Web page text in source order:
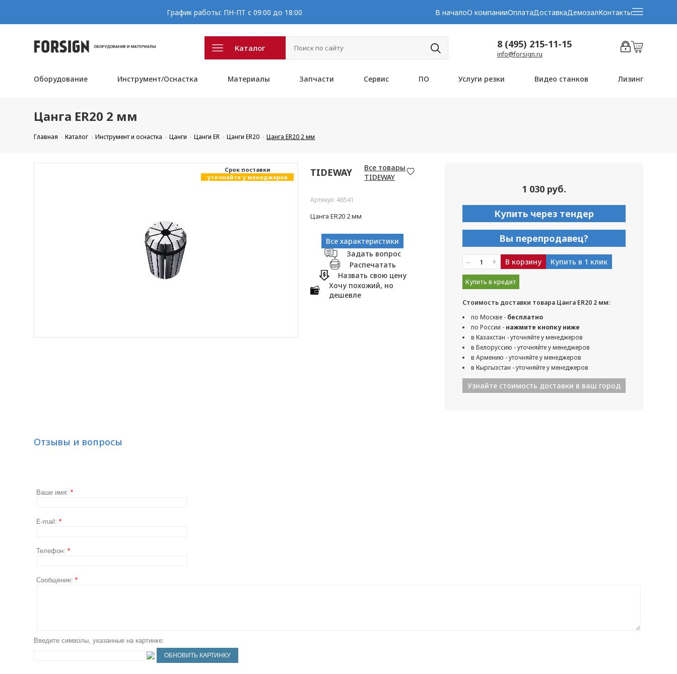
График работы: ПН-ПТ с 09:00 до 18:00 В началоО компанииОплатаДоставкаДемозалКонтакты
Каталог 8 (495) 215-11-15
info@forsign.ru
Оборудование Инструмент/Оснастка Материалы Запчасти Сервис ПО Услуги резки Видео станков Лизинг
Цанга ER20 2 мм
Главная Каталог Инструмент и оснастка Цанги Цанги ER Цанги ER20 Цанга ER20 2 мм
Cрок поставки
уточняйте у менеджеров
TIDEWAY
Все товары
TIDEWAY
Артикул: 46541
Цанга ER20 2 мм
Все характеристики
Задать вопрос
Распечатать
Назвать свою цену
Хочу похожий, но
дешевле
1 030 руб.
Купить через тендер
Вы перепродавец?
– + В корзину Купить в 1 клик
Купить в кредит
Стоимость доставки товара Цанга ER20 2 мм:
по Москве - бесплатно
по России - нажмите кнопку ниже
в Казахстан - уточняйте у менеджеров
в Белоруссию - уточняйте у менеджеров
в Армению - уточняйте у менеджеров
в Кыргызстан - уточняйте у менеджеров
Узнайте стоимость доставки в ваш город
Отзывы и вопросы
Ваше имя:*
E-mail:*
Телефон:*
Сообщение:*
Введите символы, указанные на картинке: